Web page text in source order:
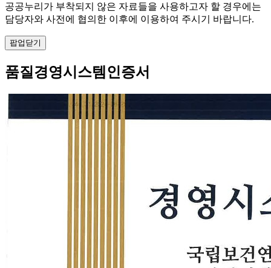
공공누리가 부착되지 않은 자료들을 사용하고자 할 경우에는
담당자와 사전에 협의한 이후에 이용하여 주시기 바랍니다.
팝업닫기
품질경영시스템인증서